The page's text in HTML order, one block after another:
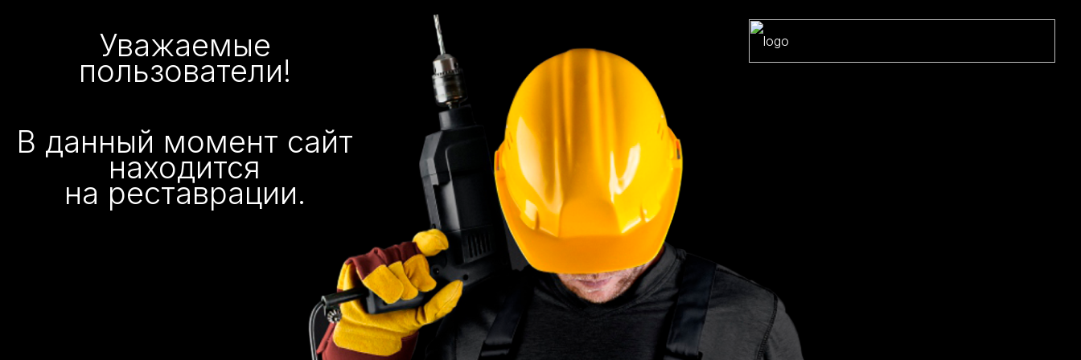
Уважаемые
пользователи!
В данный момент сайт
находится
на реставрации.